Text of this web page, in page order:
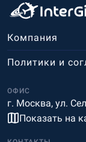
Компания
ОФИС
г. Москва, ул.
Показать на
Политики и